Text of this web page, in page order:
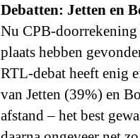
Debatten: Jetten en
Nu CPB-doorrekening
plaats hebben
RTL-debat heeft enig
van Jetten (39%) en
afstand – het best